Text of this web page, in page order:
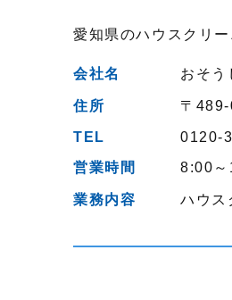
愛知県のハウスクリ
会社名 おそう
住所 〒
TEL
0120-
営業時間
8:00～
業務内容 ハウス